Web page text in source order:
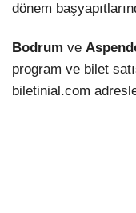
dönem
Bodrum ve
program ve bilet
biletinial.com